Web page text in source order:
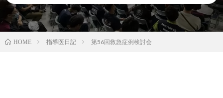
HOME 指導医日記 第56回救急症例検討会